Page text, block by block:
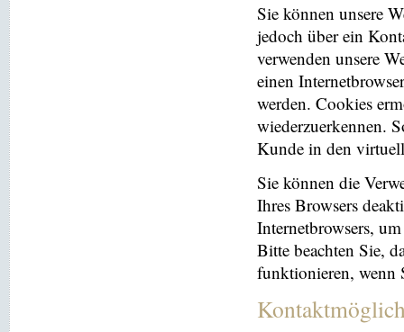
Sie können unsere
jedoch über ein
verwenden unsere
einen
werden. Cookies
wiederzuerkennen.
Kunde in den
Sie können die
Ihres Browsers
Internetbrowsers,
Bitte beachten Sie,
funktionieren, wenn